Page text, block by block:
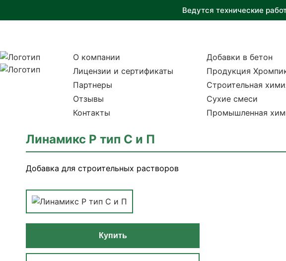
Ведутся технические
О компании
Лицензии и сертификаты
Партнеры
Отзывы
Контакты
Добавки в бетон
Продукция
Строительная
Сухие смеси
Промышленная
Линамикс Р тип С и П
Добавка для строительных растворов
Купить